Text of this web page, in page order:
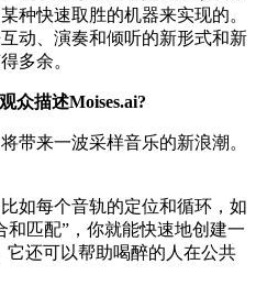
种快速取胜的机器来实现的。
动、演奏和倾听的新形式和新
多余。
众描述Moises.ai?
带来一波采样音乐的新浪潮。
如每个音轨的定位和循环，如
匹配”，你就能快速地创建一
还可以帮助喝醉的人在公共